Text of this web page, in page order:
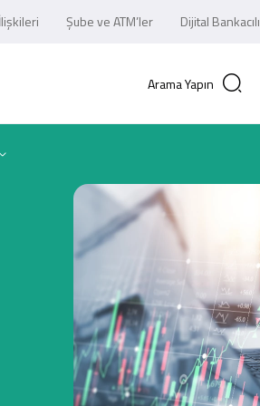
İlişkileri Şube ve ATM’ler Dijital
Arama Yapın